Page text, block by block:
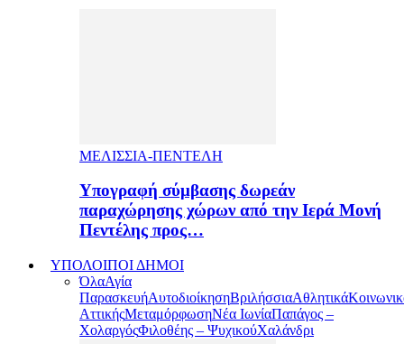
ΜΕΛΙΣΣΙΑ-ΠΕΝΤΕΛΗ
Υπογραφή σύμβασης δωρεάν
παραχώρησης χώρων από την Ιερά Μονή
Πεντέλης προς…
ΥΠΟΛΟΙΠΟΙ ΔΗΜΟΙ
ΌλαΑγία
ΠαρασκευήΑυτοδιοίκησηΒριλήσσιαΑθλητικά
ΑττικήςΜεταμόρφωσηΝέα ΙωνίαΠαπάγος –
ΧολαργόςΦιλοθέης – ΨυχικούΧαλάνδρι